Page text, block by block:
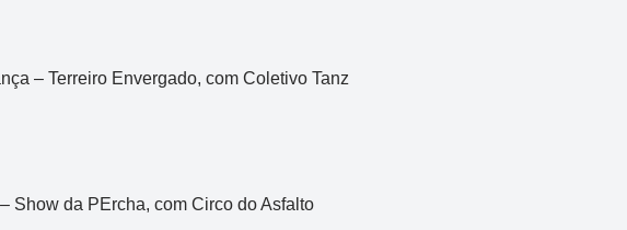
– Terreiro Envergado, com Coletivo Tanz
Show da PErcha, com Circo do Asfalto